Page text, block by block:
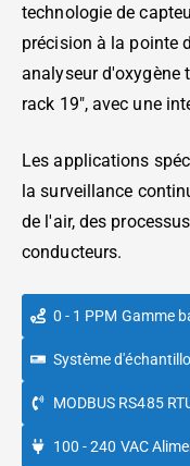
technologie de
précision à la pointe
analyseur d'oxygène
rack 19″, avec une
Les applications
la surveillance
de l'air, des
conducteurs.
0 - 1 PPM Gamme
Système
MODBUS RS485
100 - 240 VAC